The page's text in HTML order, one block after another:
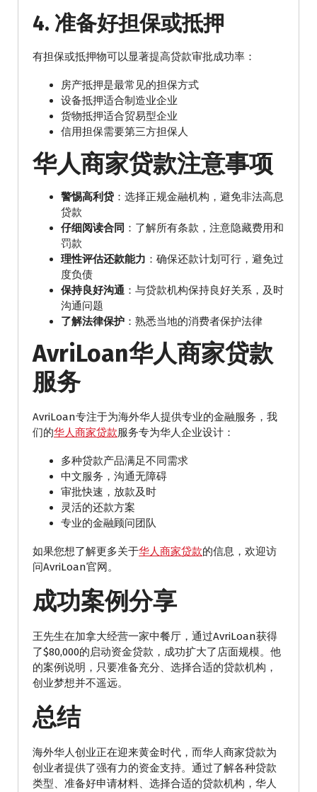
4. 准备好担保或抵押
有担保或抵押物可以显著提高贷款审批成功率：
房产抵押是最常见的担保方式
设备抵押适合制造业企业
货物抵押适合贸易型企业
信用担保需要第三方担保人
华人商家贷款注意事项
警惕高利贷 ：选择正规金融机构，避免非法高息
贷款
仔细阅读合同 ：了解所有条款，注意隐藏费用和
罚款
理性评估还款能力 ：确保还款计划可行，避免过
度负债
保持良好沟通 ：与贷款机构保持良好关系，及时
沟通问题
了解法律保护 ：熟悉当地的消费者保护法律
AvriLoan华人商家贷款
服务
AvriLoan专注于为海外华人提供专业的金融服务，我
们的华人商家贷款服务专为华人企业设计：
多种贷款产品满足不同需求
中文服务，沟通无障碍
审批快速，放款及时
灵活的还款方案
专业的金融顾问团队
如果您想了解更多关于华人商家贷款的信息，欢迎访
问AvriLoan官网。
成功案例分享
王先生在加拿大经营一家中餐厅，通过AvriLoan获得
了$80,000的启动资金贷款，成功扩大了店面规模。他
的案例说明，只要准备充分、选择合适的贷款机构，
创业梦想并不遥远。
总结
海外华人创业正在迎来黄金时代，而华人商家贷款为
创业者提供了强有力的资金支持。通过了解各种贷款
类型、准备好申请材料、选择合适的贷款机构，华人